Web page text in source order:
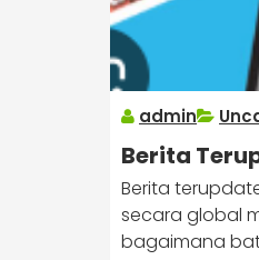
admin
Berita
Berita
secara global
bagaimana